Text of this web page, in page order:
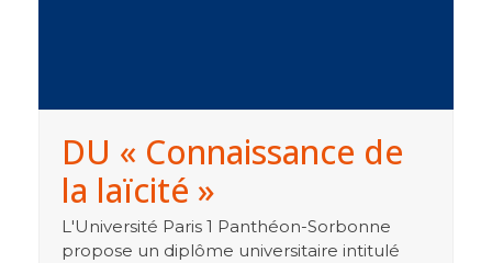
DU « Connaissance de
la laïcité »
L'Université Paris 1 Panthéon-Sorbonne
propose un diplôme universitaire intitulé